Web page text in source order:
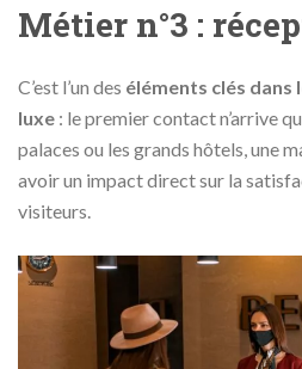
Métier n°3 :
C’est l’un des éléments clés dans
luxe : le premier contact n’arrive
palaces ou les grands hôtels, une
avoir un impact direct sur la
visiteurs.